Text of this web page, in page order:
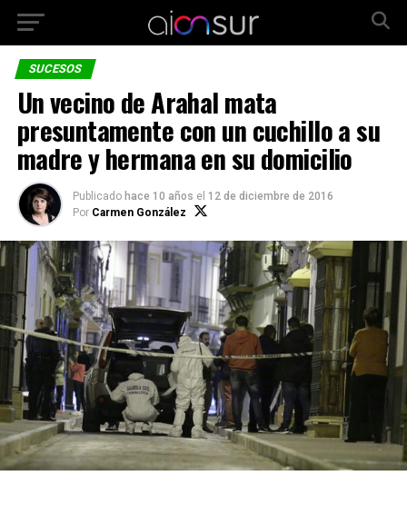
SUCESOS
Un vecino de Arahal mata
presuntamente con un cuchillo a su
madre y hermana en su domicilio
Publicado hace 10 años el 12 de diciembre de 2016
Por Carmen González